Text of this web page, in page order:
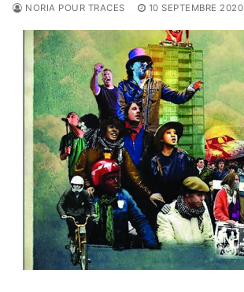
NORIA POUR TRACES 10 SEPTEMBRE 2020